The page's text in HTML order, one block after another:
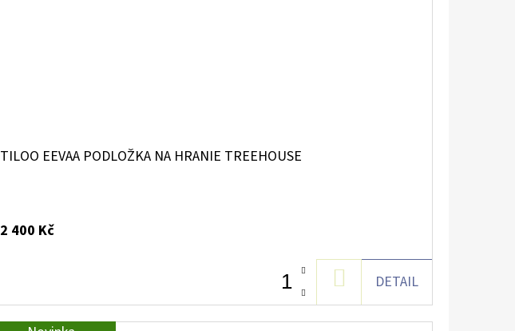
TILOO EEVAA PODLOŽKA NA HRANIE TREEHOUSE
2 400 Kč
KOŠÍKU
DETAIL